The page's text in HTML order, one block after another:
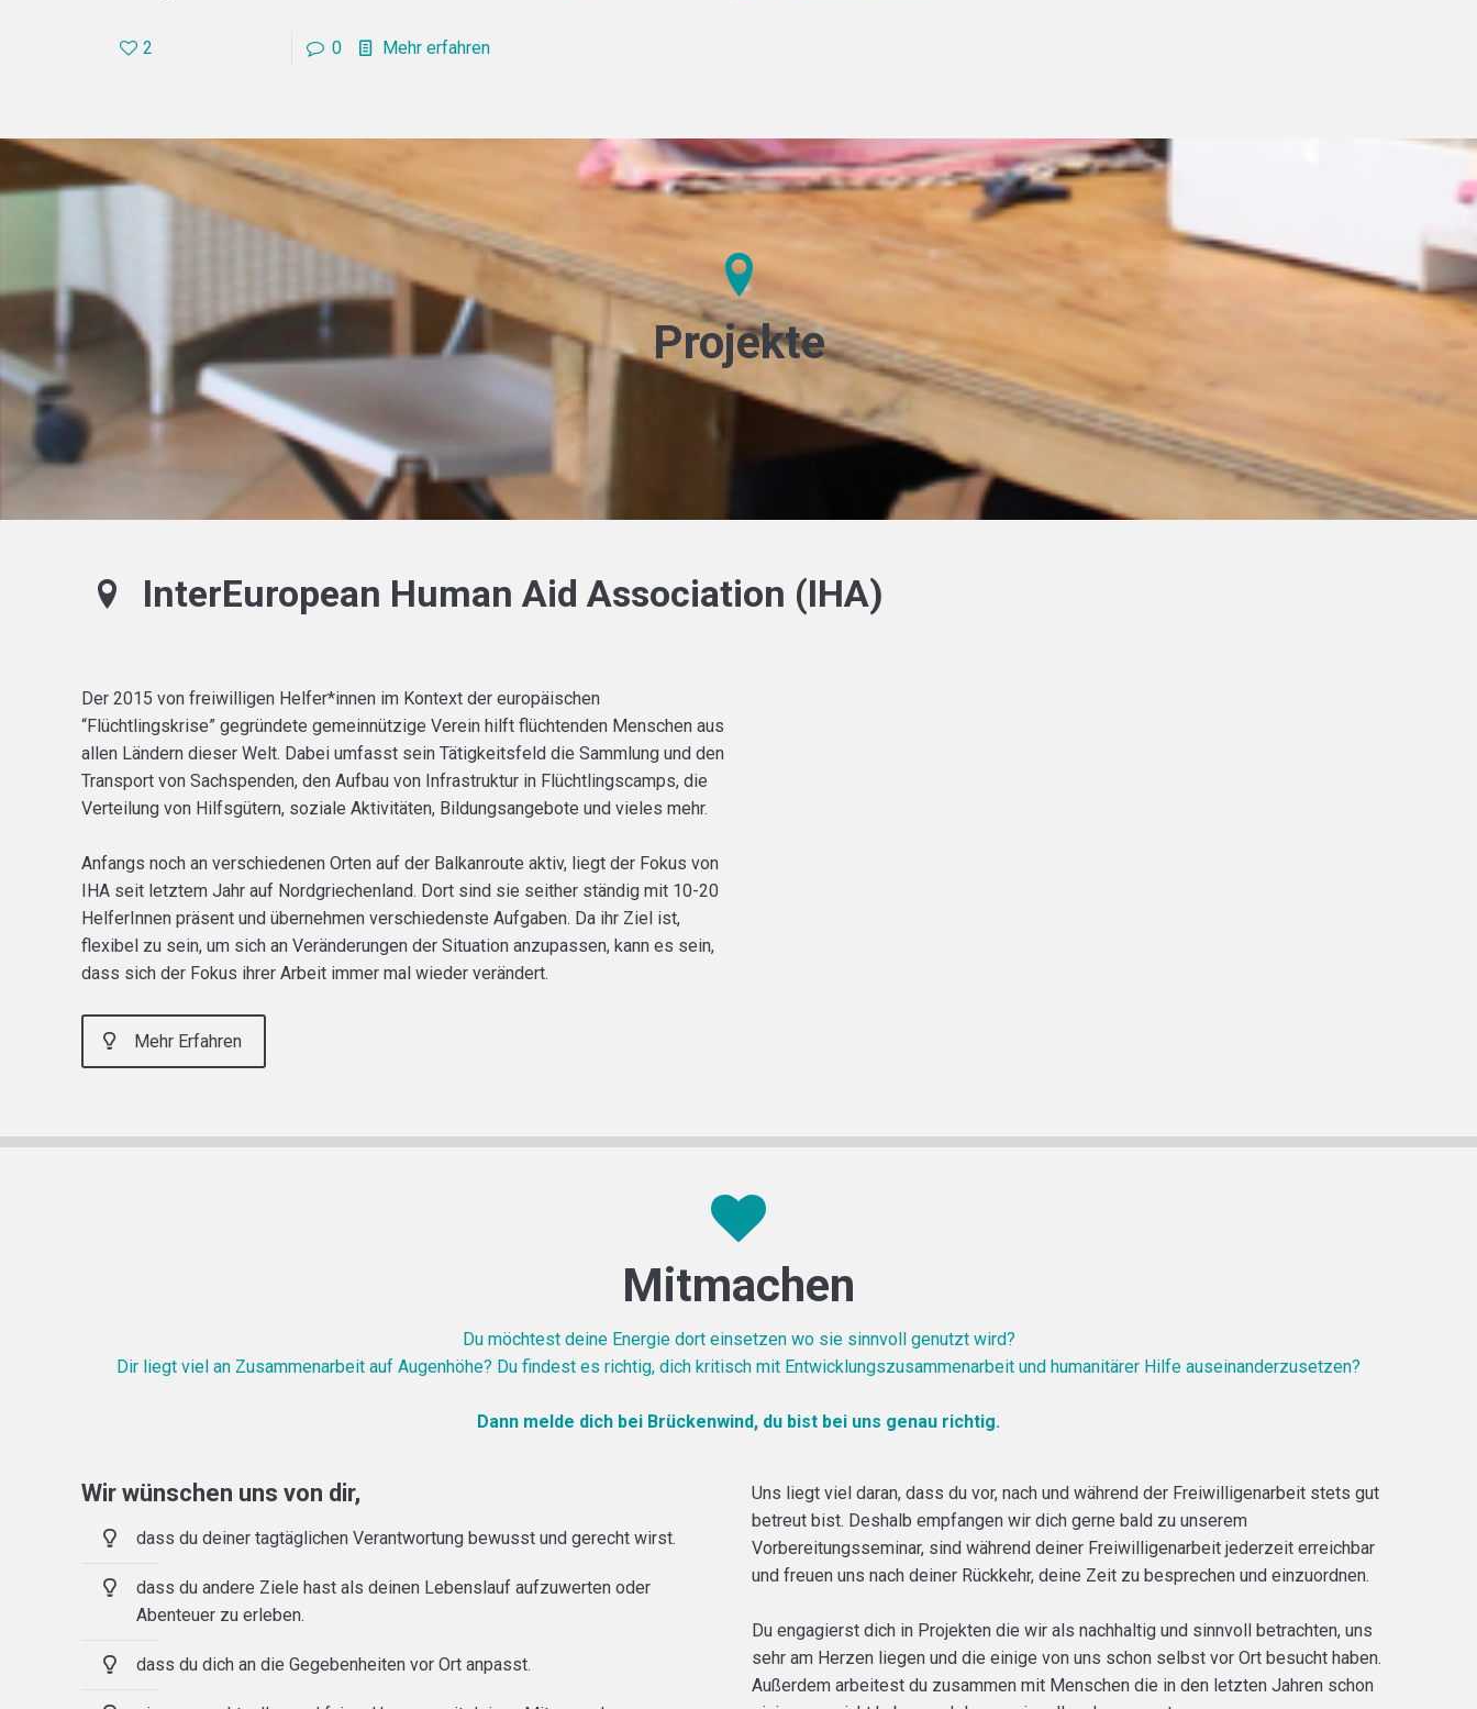
2 0 Mehr erfahren
Projekte
InterEuropean Human Aid Association (IHA)
Der 2015 von freiwilligen Helfer*innen im Kontext der europäischen
“Flüchtlingskrise” gegründete gemeinnützige Verein hilft flüchtenden Menschen aus
allen Ländern dieser Welt. Dabei umfasst sein Tätigkeitsfeld die Sammlung und den
Transport von Sachspenden, den Aufbau von Infrastruktur in Flüchtlingscamps, die
Verteilung von Hilfsgütern, soziale Aktivitäten, Bildungsangebote und vieles mehr.
Anfangs noch an verschiedenen Orten auf der Balkanroute aktiv, liegt der Fokus von
IHA seit letztem Jahr auf Nordgriechenland. Dort sind sie seither ständig mit 10-20
HelferInnen präsent und übernehmen verschiedenste Aufgaben. Da ihr Ziel ist,
flexibel zu sein, um sich an Veränderungen der Situation anzupassen, kann es sein,
dass sich der Fokus ihrer Arbeit immer mal wieder verändert.
Mehr Erfahren
Mitmachen
Du möchtest deine Energie dort einsetzen wo sie sinnvoll genutzt wird?
Dir liegt viel an Zusammenarbeit auf Augenhöhe? Du findest es richtig, dich kritisch mit Entwicklungszusammenarbeit und humanitärer Hilfe auseinanderzusetzen?
Dann melde dich bei Brückenwind, du bist bei uns genau richtig.
Wir wünschen uns von dir,
dass du deiner tagtäglichen Verantwortung bewusst und gerecht wirst.
dass du andere Ziele hast als deinen Lebenslauf aufzuwerten oder
Abenteuer zu erleben.
dass du dich an die Gegebenheiten vor Ort anpasst.
Uns liegt viel daran, dass du vor, nach und während der Freiwilligenarbeit stets gut
betreut bist. Deshalb empfangen wir dich gerne bald zu unserem
Vorbereitungsseminar, sind während deiner Freiwilligenarbeit jederzeit erreichbar
und freuen uns nach deiner Rückkehr, deine Zeit zu besprechen und einzuordnen.
Du engagierst dich in Projekten die wir als nachhaltig und sinnvoll betrachten, uns
sehr am Herzen liegen und die einige von uns schon selbst vor Ort besucht haben.
Außerdem arbeitest du zusammen mit Menschen die in den letzten Jahren schon